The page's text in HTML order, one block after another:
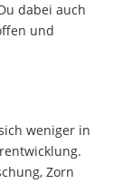
dabei auch
und
weniger in
Zorn